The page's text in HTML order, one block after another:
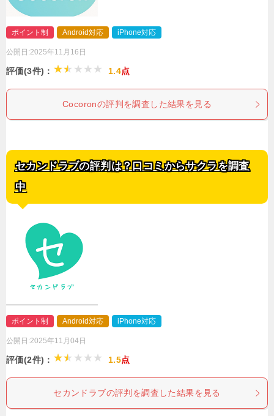
ポイント制 Android対応 iPhone対応
公開日:2025年11月16日
評価(3件)： 1.4点
Cocoronの評判を調査した結果を見る
セカンドラブの評判は？口コミからサクラを調査
中
ポイント制 Android対応 iPhone対応
公開日:2025年11月04日
評価(2件)： 1.5点
セカンドラブの評判を調査した結果を見る